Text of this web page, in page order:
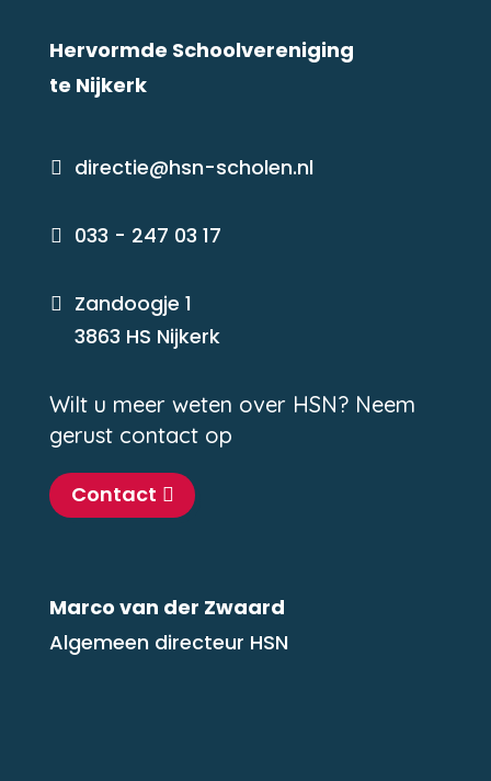
Hervormde Schoolvereniging
te Nijkerk
 directie@hsn-scholen.nl
 033 - 247 03 17

Zandoogje 1
3863 HS Nijkerk
Wilt u meer weten over HSN? Neem
gerust contact op
Contact
Marco van der Zwaard
Algemeen directeur HSN